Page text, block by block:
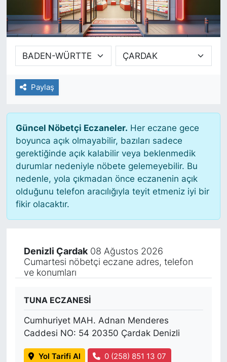
Paylaş
Güncel Nöbetçi Eczaneler. Her eczane gece
boyunca açık olmayabilir, bazıları sadece
gerektiğinde açık kalabilir veya beklenmedik
durumlar nedeniyle nöbete gelemeyebilir. Bu
nedenle, yola çıkmadan önce eczanenin açık
olduğunu telefon aracılığıyla teyit etmeniz iyi bir
fikir olacaktır.
Denizli Çardak08 Ağustos 2026
Cumartesi nöbetçi eczane adres, telefon
ve konumları
TUNA ECZANESİ
Cumhuriyet MAH. Adnan Menderes
Caddesi NO: 54 20350 Çardak Denizli
Yol Tarifi Al 0 (258) 851 13 07
SİYASET
SAĞLIK